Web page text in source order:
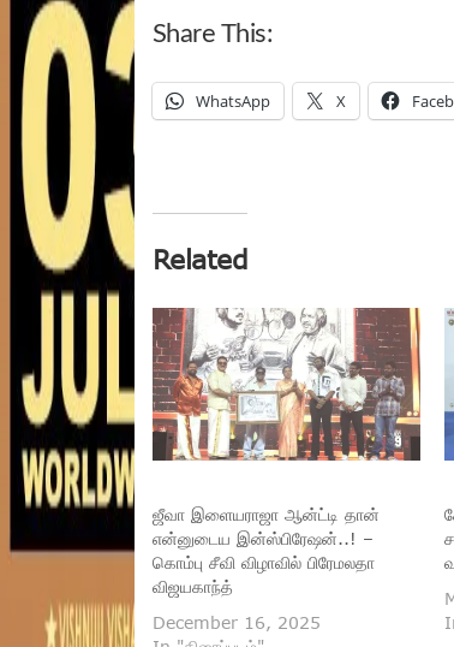
Share This:
WhatsApp X
Related
ஜீவா இளையராஜா ஆன்ட்டி தான்
என்னுடைய இன்ஸ்பிரேஷன்..! –
கொம்பு சீவி விழாவில் பிரேமலதா
விஜயகாந்த்
December 16, 2025